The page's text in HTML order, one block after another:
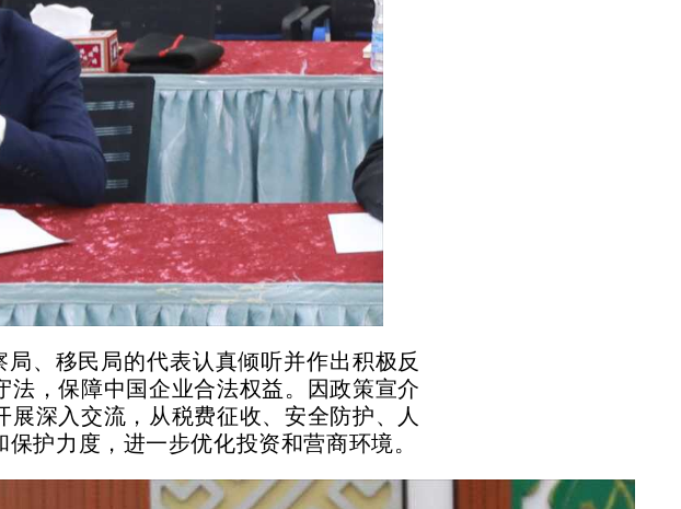
、移民局的代表认真倾听并作出积极反
，保障中国企业合法权益。因政策宣介
深入交流，从税费征收、安全防护、人
护力度，进一步优化投资和营商环境。